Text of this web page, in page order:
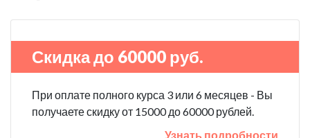
Скидка до 60000 руб.
При оплате полного курса 3 или 6 месяцев - Вы
получаете скидку от 15000 до 60000 рублей.
Узнать подробности